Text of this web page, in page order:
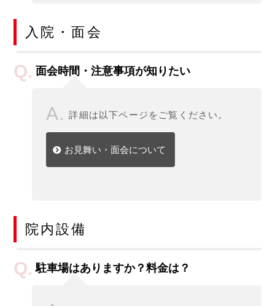
入院・面会
面会時間・注意事項が知りたい
詳細は以下ページをご覧ください。
お見舞い・面会について
院内設備
駐車場はありますか？料金は？